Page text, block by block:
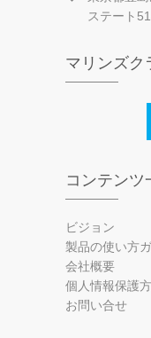
ステート
マリンズク
コンテンツ
ビジョン
製品の使い方
会社概要
個人情報保護
お問い合せ